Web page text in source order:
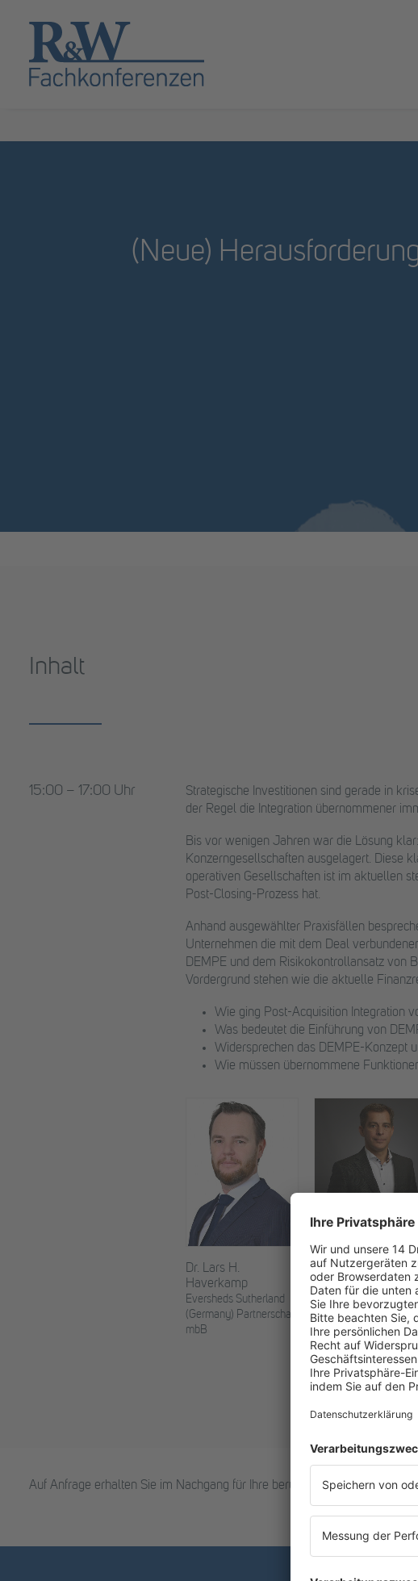
(Neue)
Inhalt
15:00 – 17:00 Uhr
Strategische Investitionen sind gerade in
der Regel die Integration übernommener
Bis vor wenigen Jahren war die Lösung
Konzerngesellschaften ausgelagert. Diese
operativen Gesellschaften ist im aktuellen
Post-Closing-Prozess hat.
Anhand ausgewählter Praxisfällen
Unternehmen die mit dem Deal
DEMPE und dem Risikokontrollansatz von
Vordergrund stehen wie die aktuelle
Wie ging Post-Acquisition Integration
Was bedeutet die Einführung von
Widersprechen das DEMPE-Konzept
Wie müssen übernommene
Dr. Lars H.
Haverkamp
Eversheds Sutherland
(Germany) Partnerschaft
mbB
Dr. Jens Rubart
NERA
Auf Anfrage erhalten Sie im Nachgang für Ihre berufliche Weiterbildung